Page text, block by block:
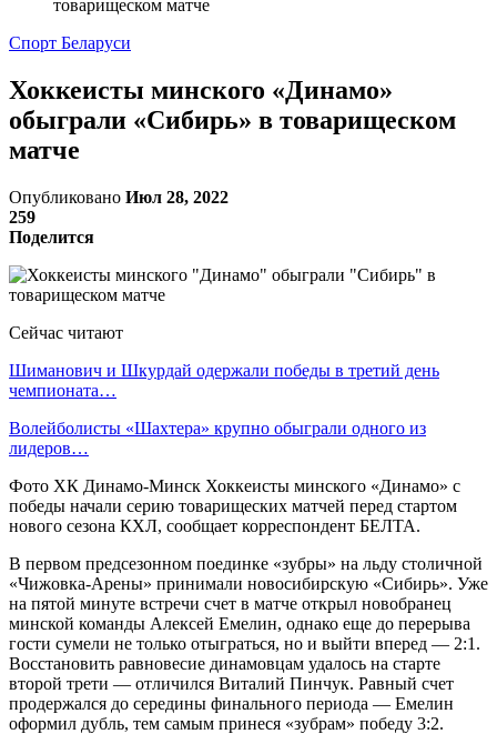
товарищеском матче
Спорт Беларуси
Хоккеисты минского «Динамо»
обыграли «Сибирь» в товарищеском
матче
Опубликовано Июл 28, 2022
259
Поделится
Сейчас читают
Шиманович и Шкурдай одержали победы в третий день
чемпионата…
Волейболисты «Шахтера» крупно обыграли одного из
лидеров…
Фото ХК Динамо-Минск Хоккеисты минского «Динамо» с
победы начали серию товарищеских матчей перед стартом
нового сезона КХЛ, сообщает корреспондент БЕЛТА.
В первом предсезонном поединке «зубры» на льду столичной
«Чижовка-Арены» принимали новосибирскую «Сибирь». Уже
на пятой минуте встречи счет в матче открыл новобранец
минской команды Алексей Емелин, однако еще до перерыва
гости сумели не только отыграться, но и выйти вперед — 2:1.
Восстановить равновесие динамовцам удалось на старте
второй трети — отличился Виталий Пинчук. Равный счет
продержался до середины финального периода — Емелин
оформил дубль, тем самым принеся «зубрам» победу 3:2.